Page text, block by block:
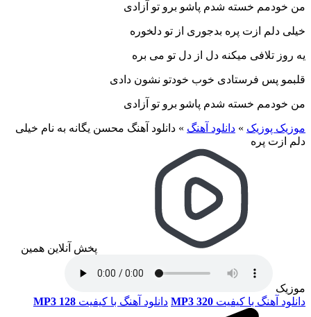
من خودمم خسته شدم پاشو برو تو آزادی
خیلی دلم ازت پره بدجوری از تو دلخوره
یه روز تلافی میکنه دل از دل تو می بره
قلبمو پس فرستادی خوب خودتو نشون دادی
من خودمم خسته شدم پاشو برو تو آزادی
موزیک پوزیک » دانلود آهنگ » دانلود آهنگ محسن یگانه به نام خیلی
دلم ازت پره
پخش آنلاین همین
موزیک
دانلود آهنگ با کیفیت MP3 320 دانلود آهنگ با کیفیت MP3 128